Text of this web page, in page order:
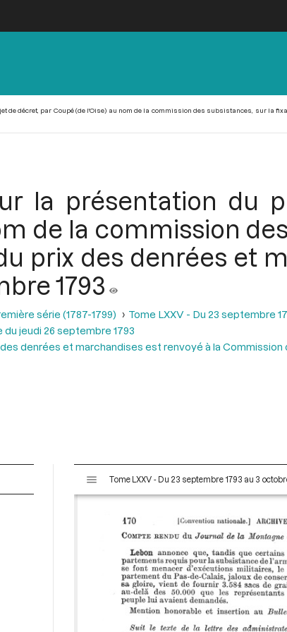
de décret, par Coupé (de l'Oise) au nom de la commission des subsistances, sur la
la présentation du
de la commission
prix des denrées et
1793
série (1787-1799)
Tome LXXV - Du 23 septembre
du jeudi 26 septembre 1793
denrées et marchandises est renvoyé à la Commission
s
Tome LXXV - Du 23 septembre 1793 au 3